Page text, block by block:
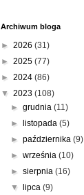
Archiwum bloga
► 2026 (31)
► 2025 (77)
► 2024 (86)
▼ 2023 (108)
►grudnia(11)
►
listopada(5)
►października(9)
►września(10)
►sierpnia(16)
▼
lipca(9)